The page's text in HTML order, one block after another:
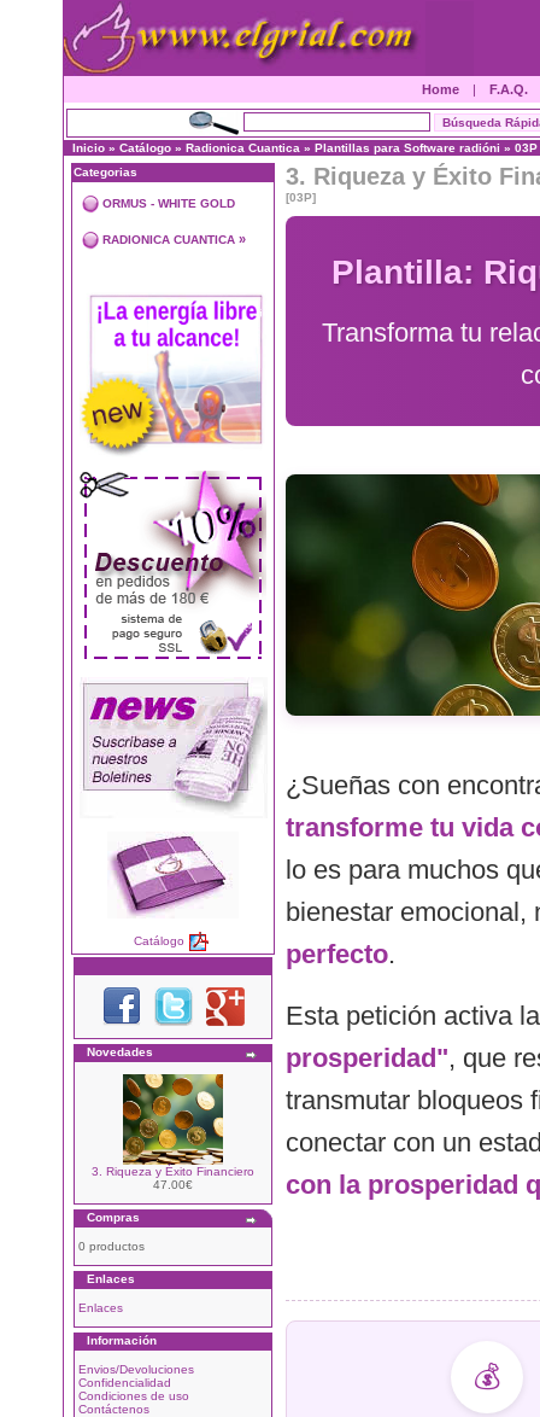
Home | F.A.Q.
Inicio » Catálogo » Radionica Cuantica » Plantillas para Software radióni » 03P
Categorias
ORMUS - WHITE GOLD
RADIONICA CUANTICA »
Catálogo
Novedades
3. Riqueza y Éxito Financiero
47.00€
Compras
0 productos
Enlaces
Enlaces
Información
Envios/Devoluciones
Confidencialidad
Condiciones de uso
Contáctenos
3. Riqueza y Éxito
[03P]
Plantilla:
Transforma tu
¿Sueñas con
transforme tu vida
lo es para muchos
bienestar emocional,
perfecto.
Esta petición activa
prosperidad", que
transmutar bloqueos
conectar con un
con la prosperidad
💰